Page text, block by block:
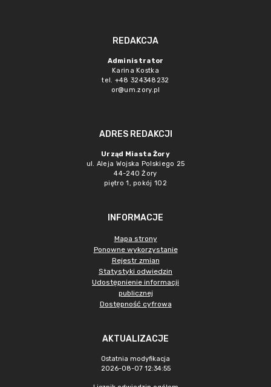
REDAKCJA
Administrator
Karina Kostka
tel. +48 324348232
or@um.zory.pl
ADRES REDAKCJI
Urząd Miasta Żory
ul. Aleja Wojska Polskiego 25
44-240 Żory
piętro 1, pokój 102
INFORMACJE
Mapa strony
Ponowne wykorzystanie
Rejestr zmian
Statystyki odwiedzin
Udostępnienie informacji
publicznej
Dostępność cyfrowa
AKTUALIZACJE
Ostatnia modyfikacja
2026-08-07 12:34:55